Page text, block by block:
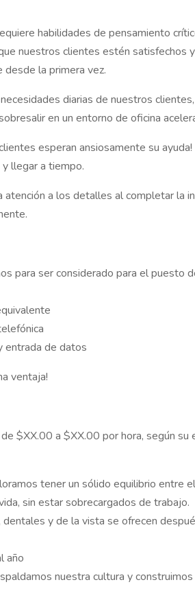
habilidades de pensamiento
nuestros clientes estén satisfechos
la primera vez.
diarias de nuestros
en un entorno de oficina
esperan ansiosamente su ayuda!
llegar a tiempo.
atención a los detalles al completar la
para ser considerado para el puesto
entrada de datos
ventaja!
$XX.00 a $XX.00 por hora, según su
tener un sólido equilibrio entre
sin estar sobrecargados de trabajo.
dentales y de la vista se ofrecen
año
nuestra cultura y